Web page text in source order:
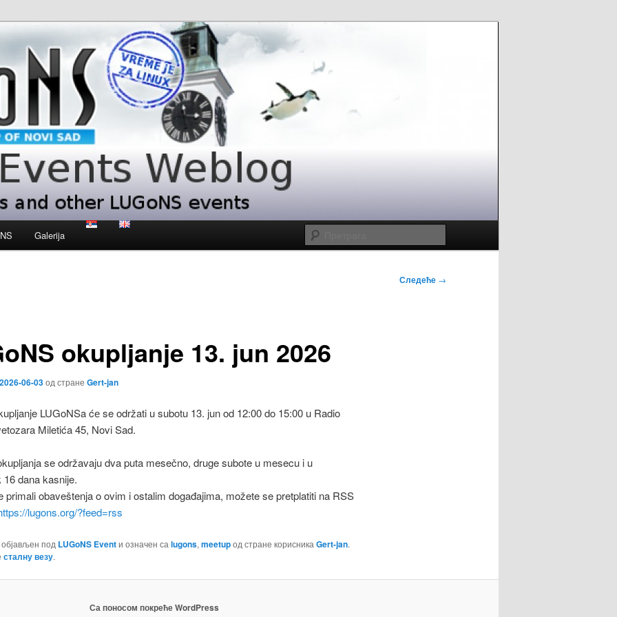
Weblog
events
Galerija
Следеће →
okupljanje 13. jun 2026
2026-06-03од стране Gert-jan
LUGoNSa ćе se održati u subotu 13. jun od 12:00 do 15:00 u Radio
Miletića 45, Novi Sad.
se održavaju dva puta mesečno, druge subote u mesecu i u
16 dana kasnije.
primali obaveštenja o ovim i ostalim događajima, možete se pretplatiti na RSS
lugons.org/?feed=rss
објављен под LUGoNS Eventи означен са lugons, meetupод стране корисника Gert-jan.
сталну везу.
Са поносом покреће WordPress